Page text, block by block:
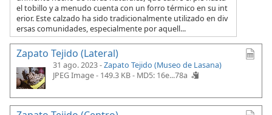
el tobillo y a menudo cuenta con un forro térmico en su int
erior. Este calzado ha sido tradicionalmente utilizado en div
ersas comunidades, especialmente por aquell...
Zapato Tejido (Lateral)
31 ago. 2023 -Zapato Tejido (Museo de Lasana)
JPEG Image - 149.3 KB - MD5: 16e...78a